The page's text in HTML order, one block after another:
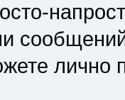
лично